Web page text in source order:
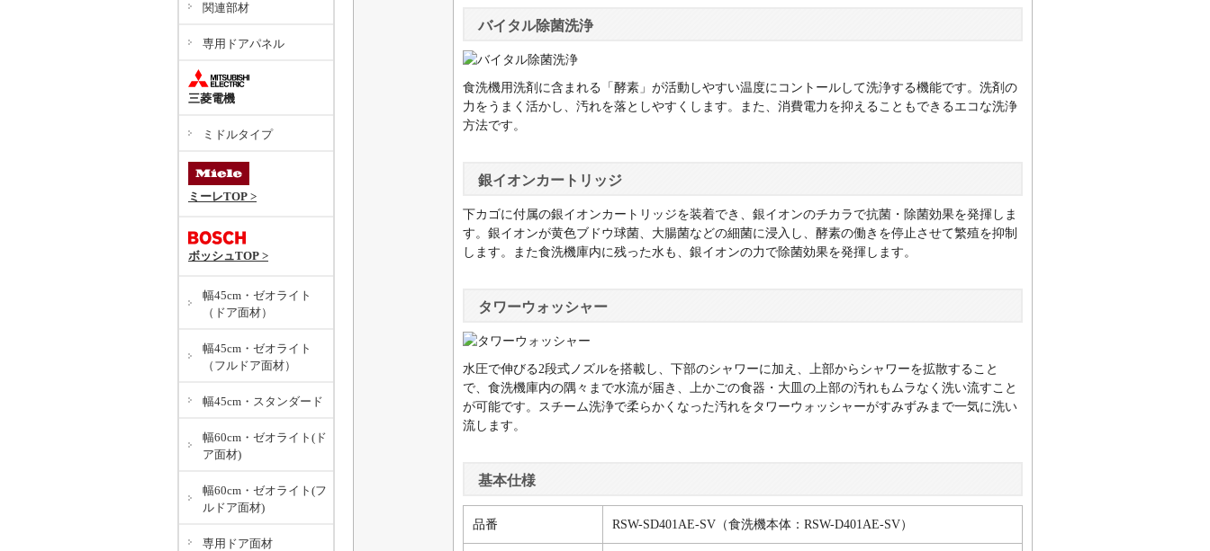
バイタル除菌洗浄
食洗機用洗剤に含まれる「酵素」が活動しやすい温度にコントールして洗浄する機能です。洗剤の
力をうまく活かし、汚れを落としやすくします。また、消費電力を抑えることもできるエコな洗浄
方法です。
銀イオンカートリッジ
下カゴに付属の銀イオンカートリッジを装着でき、銀イオンのチカラで抗菌・除菌効果を発揮しま
す。銀イオンが黄色ブドウ球菌、大腸菌などの細菌に浸入し、酵素の働きを停止させて繁殖を抑制
します。また食洗機庫内に残った水も、銀イオンの力で除菌効果を発揮します。
タワーウォッシャー
水圧で伸びる2段式ノズルを搭載し、下部のシャワーに加え、上部からシャワーを拡散すること
で、食洗機庫内の隅々まで水流が届き、上かごの食器・大皿の上部の汚れもムラなく洗い流すこと
が可能です。スチーム洗浄で柔らかくなった汚れをタワーウォッシャーがすみずみまで一気に洗い
流します。
基本仕様
品番 RSW-SD401AE-SV（食洗機本体：RSW-D401AE-SV）
関連部材
専用ドアパネル
三菱電機
ミドルタイプ
ミーレTOP >
ボッシュTOP >
幅45cm・ゼオライト
（ドア面材）
幅45cm・ゼオライト
（フルドア面材）
幅45cm・スタンダード
幅60cm・ゼオライト(ド
ア面材)
幅60cm・ゼオライト(フ
ルドア面材)
専用ドア面材